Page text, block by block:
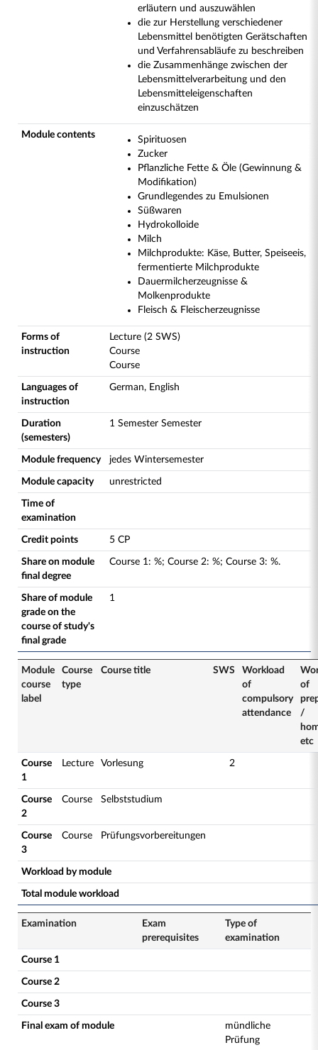
erläutern und auszuwählen
die zur Herstellung verschiedener
Lebensmittel benötigten Gerätschaften
und Verfahrensabläufe zu beschreiben
die Zusammenhänge zwischen der
Lebensmittelverarbeitung und den
Lebensmitteleigenschaften
einzuschätzen
Module contents
Spirituosen
Zucker
Pflanzliche Fette & Öle (Gewinnung &
Modifikation)
Grundlegendes zu Emulsionen
Süßwaren
Hydrokolloide
Milch
Milchprodukte: Käse, Butter, Speiseeis,
fermentierte Milchprodukte
Dauermilcherzeugnisse &
Molkenprodukte
Fleisch & Fleischerzeugnisse
Forms of
instruction
Lecture (2 SWS)
Course
Course
Languages of
instruction
German, English
Duration
(semesters)
1 Semester Semester
Module frequency jedes Wintersemester
Module capacity unrestricted
Time of
examination
Credit points 5 CP
Share on module
final degree
Course 1: %; Course 2: %; Course 3: %.
Share of module
grade on the
course of study's
final grade
1
Module
course
label
Course
type
Course title SWS
Workload
of
compulsory
attendance
of
/
etc
Course
1
Lecture Vorlesung 2
Course
2
Course Selbststudium
Course
3
Course Prüfungsvorbereitungen
Workload by module
Total module workload
Examination
Exam
prerequisites
Type of
examination
Course 1
Course 2
Course 3
Final exam of module
mündliche
Prüfung